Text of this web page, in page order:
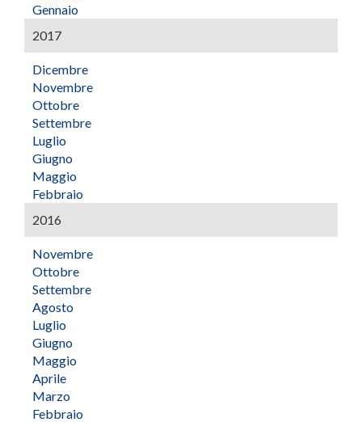
Gennaio
2017
Dicembre
Novembre
Ottobre
Settembre
Luglio
Giugno
Maggio
Febbraio
2016
Novembre
Ottobre
Settembre
Agosto
Luglio
Giugno
Maggio
Aprile
Marzo
Febbraio